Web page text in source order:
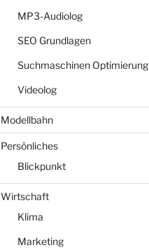
MP3-Audiolog
SEO Grundlagen
Suchmaschinen Optimierung
Videolog
Modellbahn
Persönliches
Blickpunkt
Wirtschaft
Klima
Marketing